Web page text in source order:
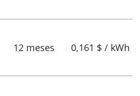
12 meses 0,161 $ / kWh